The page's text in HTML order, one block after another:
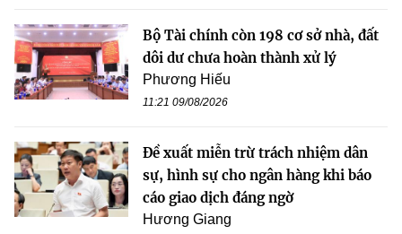
Bộ Tài chính còn 198 cơ sở nhà, đất
dôi dư chưa hoàn thành xử lý
Phương Hiếu
11:21 09/08/2026
Đề xuất miễn trừ trách nhiệm dân
sự, hình sự cho ngân hàng khi báo
cáo giao dịch đáng ngờ
Hương Giang